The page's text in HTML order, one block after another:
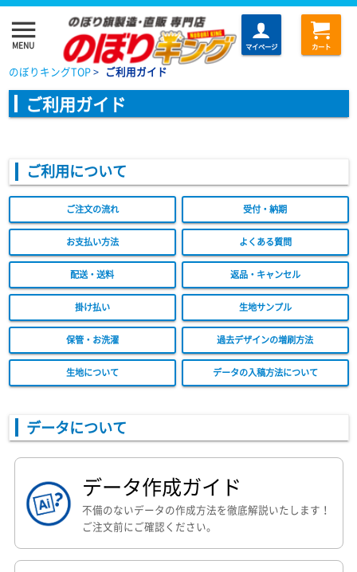
menu
MENU マイページ カート
のぼりキングTOP> ご利用ガイド
ご利用ガイド
ご利用について
ご注文の流れ 受付・納期
お支払い方法 よくある質問
配送・送料 返品・キャンセル
掛け払い 生地サンプル
保管・お洗濯 過去デザインの増刷方法
生地について データの入稿方法について
データについて
データ作成ガイド
不備のないデータの作成方法を徹底解説いたします！
ご注文前にご確認ください。